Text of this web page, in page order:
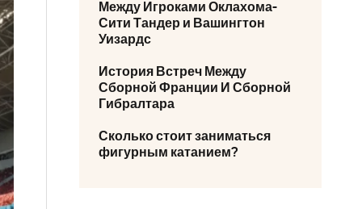
Между Игроками Оклахома-
Сити Тандер и Вашингтон
Уизардс
История Встреч Между
Сборной Франции И Сборной
Гибралтара
Сколько стоит заниматься
фигурным катанием?